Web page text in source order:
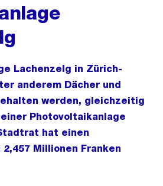
Lachenzelg in Zürich-
anderem Dächer und
werden, gleichzeitig
Photovoltaikanlage
hat einen
Millionen Franken